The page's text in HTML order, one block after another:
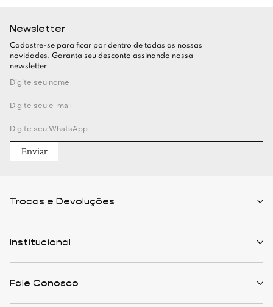
Newsletter
Cadastre-se para ficar por dentro de todas as nossas
novidades. Garanta seu desconto assinando nossa
newsletter
Enviar
Trocas e Devoluções
Formas de Pagamento
Cashback
Institucional
The Outlist
Fale Conosco